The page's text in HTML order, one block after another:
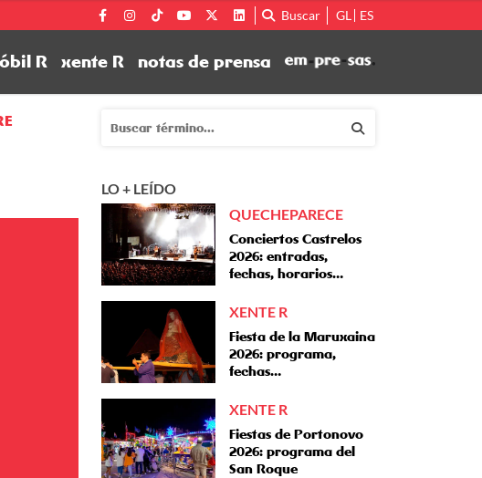
Buscar GL ES
R xente R notas de prensa
LO + LEÍDO
QUECHEPARECE
Conciertos Castrelos
2026: entradas,
fechas, horarios…
XENTE R
Fiesta de la Maruxaina
2026: programa,
fechas…
XENTE R
Fiestas de Portonovo
2026: programa del
San Roque